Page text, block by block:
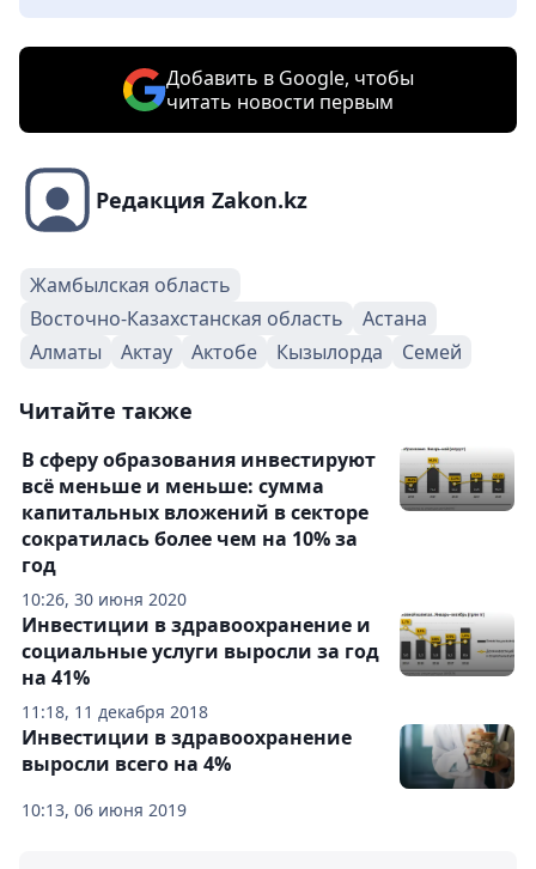
Добавить в Google, чтобы
читать новости первым
Редакция Zakon.kz
Жамбылская область
Восточно-Казахстанская область
Астана
Алматы
Актау Актобе Кызылорда Семей
Читайте также
10:26, 30 июня 2020
В сферу образования инвестируют
всё меньше и меньше: сумма
капитальных вложений в секторе
сократилась более чем на 10% за
год
11:18, 11 декабря 2018
Инвестиции в здравоохранение и
социальные услуги выросли за год
на 41%
10:13, 06 июня 2019
Инвестиции в здравоохранение
выросли всего на 4%